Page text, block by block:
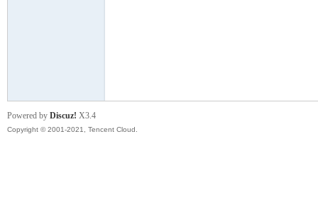
Powered by Discuz! X3.4
Copyright © 2001-2021, Tencent Cloud.